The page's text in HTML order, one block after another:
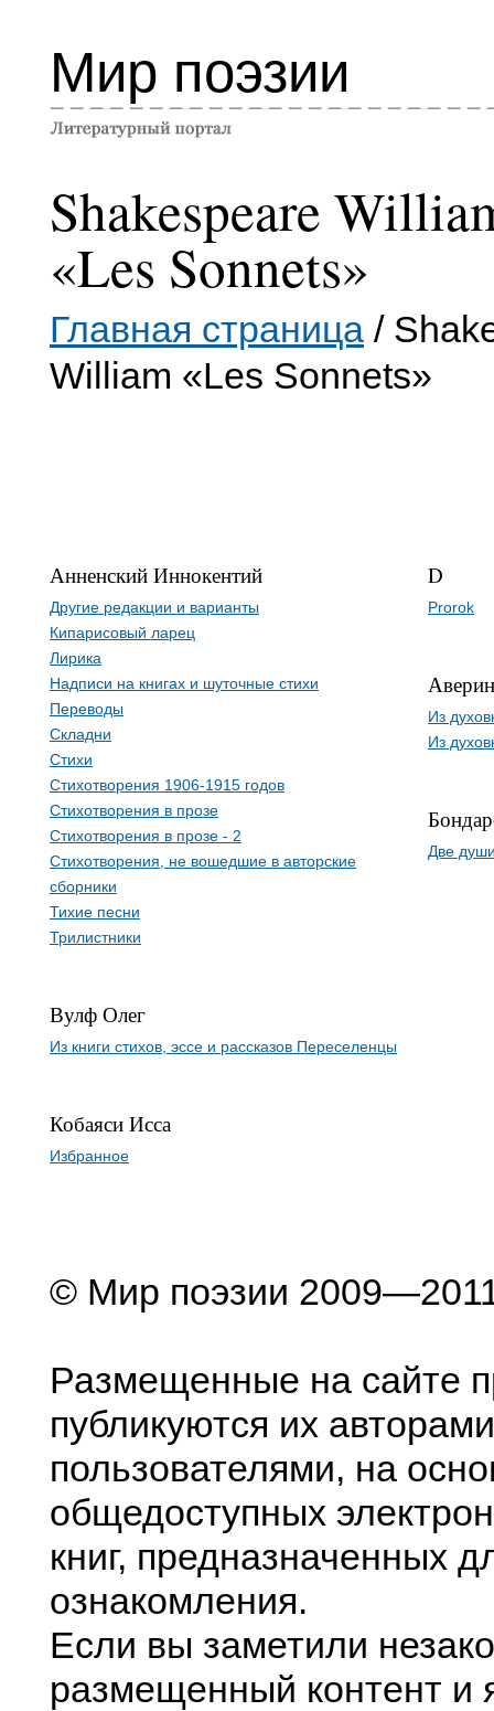
Мир поэзии
Shakespeare
«Les Sonnets»
Главная страница /
William «Les Sonnets»
Анненский Иннокентий
Другие редакции и варианты
Кипарисовый ларец
Лирика
Надписи на книгах и шуточные стихи
Переводы
Складни
Стихи
Стихотворения 1906-1915 годов
Стихотворения в прозе
Стихотворения в прозе - 2
Стихотворения, не вошедшие в авторские
сборники
Тихие песни
Трилистники
Вулф Олег
Из книги стихов, эссе и рассказов Переселенцы
Кобаяси Исса
Избранное
D
Prorok
Из
Из
Две
© Мир поэзии
Размещенные на сайте
публикуются их
пользователями, на
общедоступных
книг, предназначенных
ознакомления.
Если вы заметили
размещенный контент и